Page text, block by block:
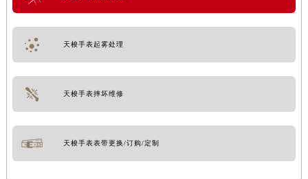
天梭手表起雾处理
天梭手表摔坏维修
天梭手表表带更换/订购/定制